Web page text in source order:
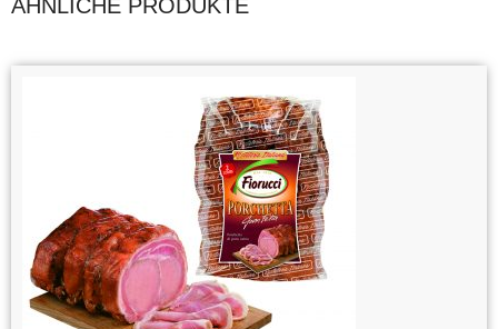
ÄHNLICHE PRODUKTE